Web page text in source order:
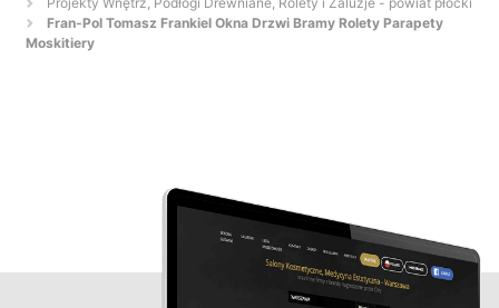
Fran-Pol Tomasz Frankiel Okna Drzwi Bramy Rolety Parapety
Moskitiery